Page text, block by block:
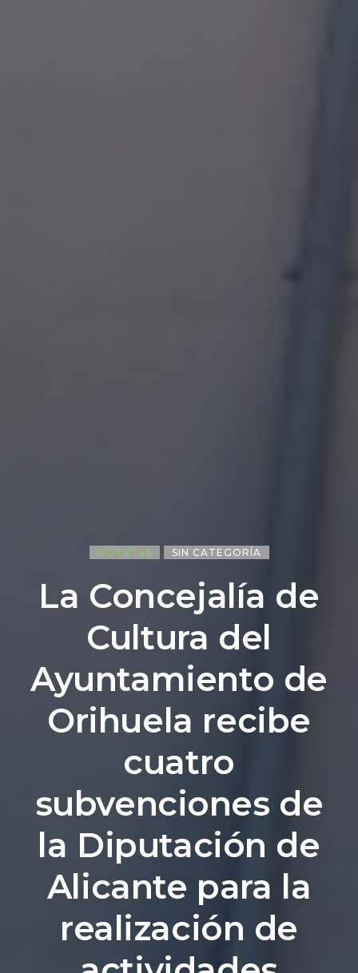
NOTICIAS SIN CATEGORÍA
La Concejalía de
Cultura del
Ayuntamiento de
Orihuela recibe
cuatro
subvenciones de
la Diputación de
Alicante para la
realización de